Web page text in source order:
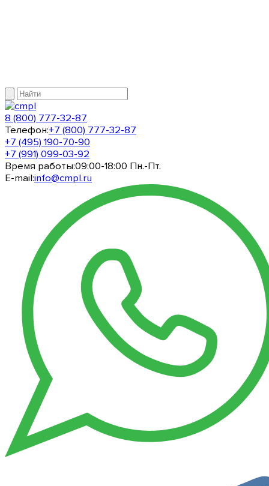
8 (800) 777-32-87
Телефон:+7 (800) 777-32-87
+7 (495) 190-70-90
+7 (991) 099-03-92
Время работы:09:00-18:00 Пн.-Пт.
E-mail:info@cmpl.ru